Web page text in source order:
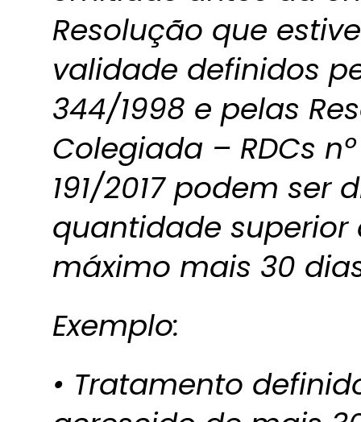
Resolução que
validade definidos
344/1998 e pelas
Colegiada – RDCs nº
191/2017 podem ser
quantidade
máximo mais 30
Exemplo:
• Tratamento